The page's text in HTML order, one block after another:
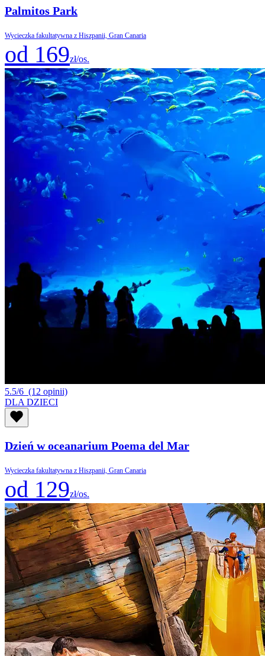
Palmitos Park
Wycieczka fakultatywna z Hiszpanii, Gran Canaria
od 169zł/os.
5.5/6 (12 opinii)
DLA DZIECI
Dzień w oceanarium Poema del Mar
Wycieczka fakultatywna z Hiszpanii, Gran Canaria
od 129zł/os.